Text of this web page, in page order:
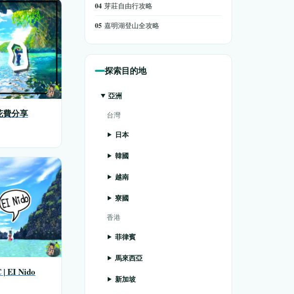
費分享
| EI Nido
04 芽莊自由行攻略
05 嘉明湖登山全攻略
探索目的地
亞洲
台灣
日本
韓國
越南
寮國
香港
菲律賓
馬來西亞
新加坡